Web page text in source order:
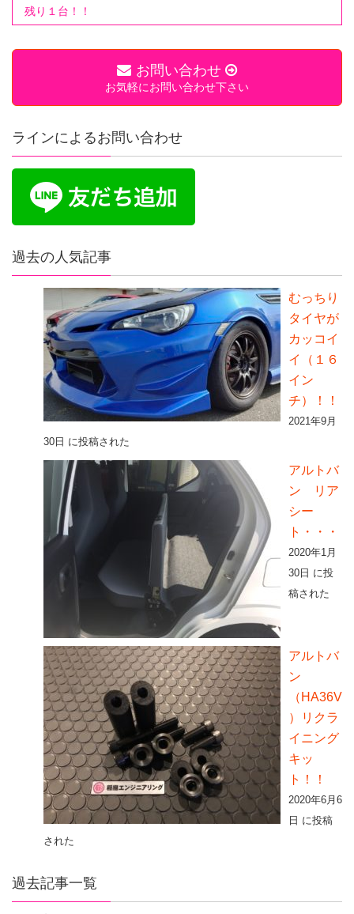
残り１台！！
お問い合わせ
お気軽にお問い合わせ下さい
ラインによるお問い合わせ
過去の人気記事
むっちり
タイヤが
カッコイ
イ（１６
イン
チ）！！
2021年9月
30日 に投稿された
アルトバ
ン リア
シー
ト・・・
2020年1月
30日 に投
稿された
アルトバ
ン
（HA36V
）リクラ
イニング
キッ
ト！！
2020年6月6
日 に投稿
された
過去記事一覧